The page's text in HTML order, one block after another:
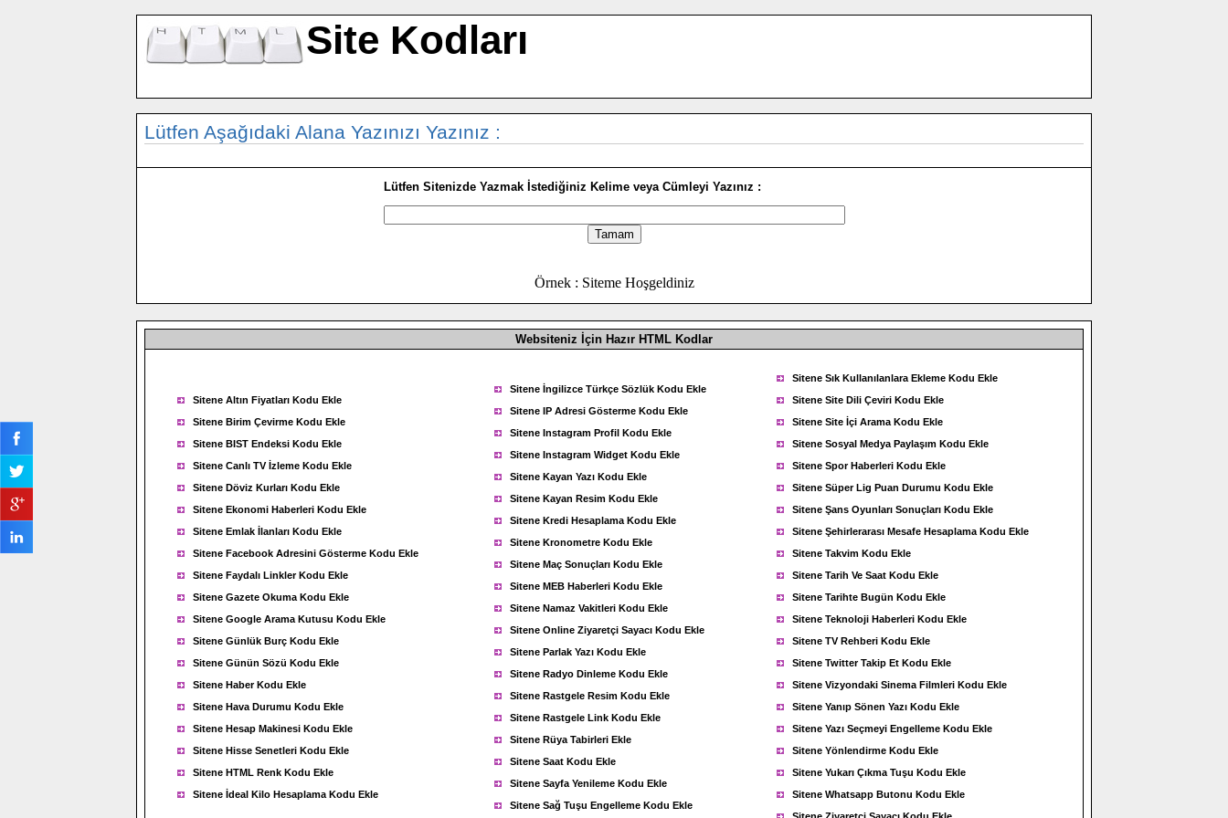
Site Kodları
Lütfen Aşağıdaki Alana Yazınızı Yazınız :
Lütfen Sitenizde Yazmak İstediğiniz Kelime veya Cümleyi Yazınız :
Örnek : Siteme Hoşgeldiniz
Websiteniz İçin Hazır HTML Kodlar
Sitene Altın Fiyatları Kodu Ekle
Sitene Birim Çevirme Kodu Ekle
Sitene BIST Endeksi Kodu Ekle
Sitene Canlı TV İzleme Kodu Ekle
Sitene Döviz Kurları Kodu Ekle
Sitene Ekonomi Haberleri Kodu Ekle
Sitene Emlak İlanları Kodu Ekle
Sitene Facebook Adresini Gösterme Kodu Ekle
Sitene Faydalı Linkler Kodu Ekle
Sitene Gazete Okuma Kodu Ekle
Sitene Google Arama Kutusu Kodu Ekle
Sitene Günlük Burç Kodu Ekle
Sitene Günün Sözü Kodu Ekle
Sitene Haber Kodu Ekle
Sitene Hava Durumu Kodu Ekle
Sitene Hesap Makinesi Kodu Ekle
Sitene Hisse Senetleri Kodu Ekle
Sitene HTML Renk Kodu Ekle
Sitene İdeal Kilo Hesaplama Kodu Ekle
Sitene İngilizce Türkçe Sözlük Kodu Ekle
Sitene IP Adresi Gösterme Kodu Ekle
Sitene Instagram Profil Kodu Ekle
Sitene Instagram Widget Kodu Ekle
Sitene Kayan Yazı Kodu Ekle
Sitene Kayan Resim Kodu Ekle
Sitene Kredi Hesaplama Kodu Ekle
Sitene Kronometre Kodu Ekle
Sitene Maç Sonuçları Kodu Ekle
Sitene MEB Haberleri Kodu Ekle
Sitene Namaz Vakitleri Kodu Ekle
Sitene Online Ziyaretçi Sayacı Kodu Ekle
Sitene Parlak Yazı Kodu Ekle
Sitene Radyo Dinleme Kodu Ekle
Sitene Rastgele Resim Kodu Ekle
Sitene Rastgele Link Kodu Ekle
Sitene Rüya Tabirleri Ekle
Sitene Saat Kodu Ekle
Sitene Sayfa Yenileme Kodu Ekle
Sitene Sağ Tuşu Engelleme Kodu Ekle
Sitene Sık Kullanılanlara Ekleme Kodu Ekle
Sitene Site Dili Çeviri Kodu Ekle
Sitene Site İçi Arama Kodu Ekle
Sitene Sosyal Medya Paylaşım Kodu Ekle
Sitene Spor Haberleri Kodu Ekle
Sitene Süper Lig Puan Durumu Kodu Ekle
Sitene Şans Oyunları Sonuçları Kodu Ekle
Sitene Şehirlerarası Mesafe Hesaplama Kodu Ekle
Sitene Takvim Kodu Ekle
Sitene Tarih Ve Saat Kodu Ekle
Sitene Tarihte Bugün Kodu Ekle
Sitene Teknoloji Haberleri Kodu Ekle
Sitene TV Rehberi Kodu Ekle
Sitene Twitter Takip Et Kodu Ekle
Sitene Vizyondaki Sinema Filmleri Kodu Ekle
Sitene Yanıp Sönen Yazı Kodu Ekle
Sitene Yazı Seçmeyi Engelleme Kodu Ekle
Sitene Yönlendirme Kodu Ekle
Sitene Yukarı Çıkma Tuşu Kodu Ekle
Sitene Whatsapp Butonu Kodu Ekle